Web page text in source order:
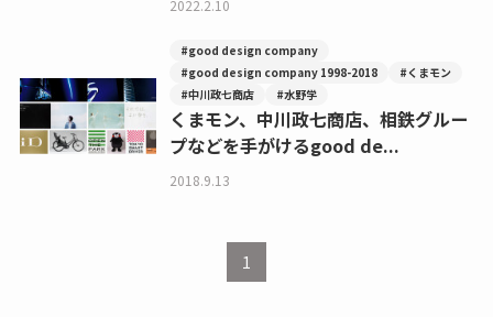
2022.2.10
#good design company
#good design company 1998-2018
#くまモン
#中川政七商店
#水野学
くまモン、中川政七商店、相鉄グルー
プなどを手がけるgood de...
2018.9.13
1